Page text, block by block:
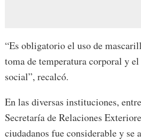
“Es obligatorio el uso de
toma de temperatura corporal y
social”, recalcó.
En las diversas instituciones,
Secretaría de Relaciones
ciudadanos fue considerable y se